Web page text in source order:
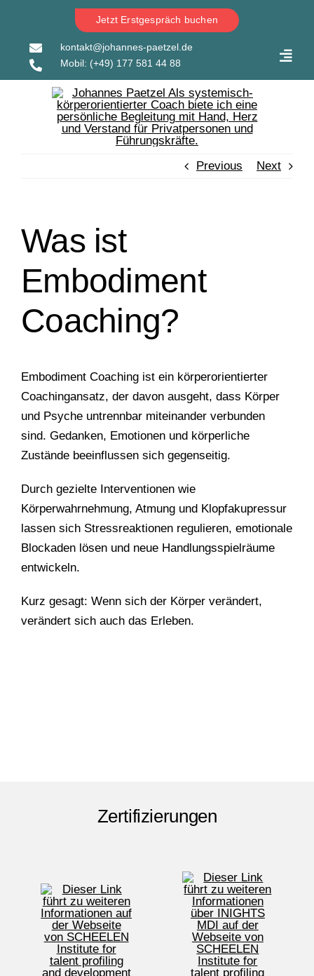
content
Jetzt Erstgespräch buchen
kontakt@johannes-paetzel.de
Mobil: (+49) 177 581 44 88
Previous Next
Was ist
Embodiment
Coaching?
Embodiment Coaching ist ein körperorientierter
Coachingansatz, der davon ausgeht, dass Körper
und Psyche untrennbar miteinander verbunden
sind. Gedanken, Emotionen und körperliche
Zustände beeinflussen sich gegenseitig.
Durch gezielte Interventionen wie
Körperwahrnehmung, Atmung und Klopfakupressur
lassen sich Stressreaktionen regulieren, emotionale
Blockaden lösen und neue Handlungsspielräume
entwickeln.
Kurz gesagt: Wenn sich der Körper verändert,
verändert sich auch das Erleben.
Zertifizierungen